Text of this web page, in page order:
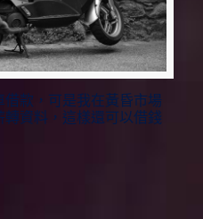
款，可是我在黃昏市場
資料，這樣還可以借錢